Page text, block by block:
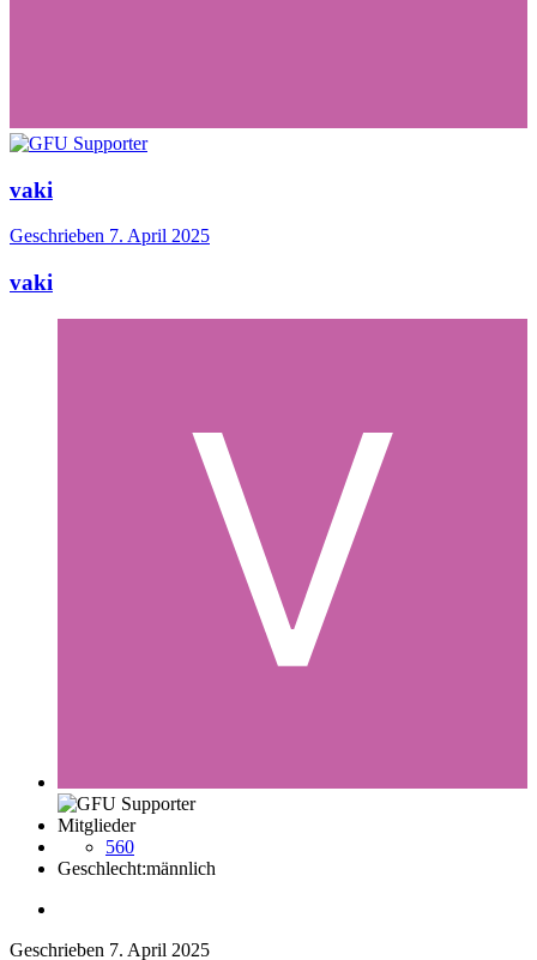
vaki
Geschrieben 7. April 2025
vaki
Mitglieder
560
Geschlecht:männlich
Geschrieben 7. April 2025